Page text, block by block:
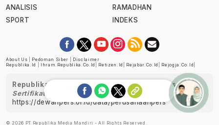
ANALISIS
SPORT
RAMADHAN
INDEKS
About Us Pedoman Siber
Disclaimer
Republika.id
Ihram.republika.co.id Retizen.id Rejabar.co.id Rejogja.co.id
Republika telah diverifikasi oleh Dewan Pers
Sertifikat Nomor 1058/DP-Verifikasi/K/XII/2022
https://dewanpers.or.id/data/perusahaanpers
© 2026 PT Republika Media Mandiri - All Rights Reserved.
Ask me!